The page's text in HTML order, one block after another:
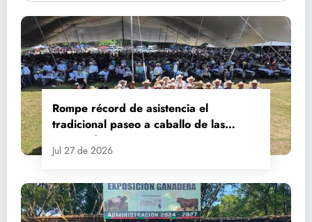
Rompe récord de asistencia el
tradicional paseo a caballo de las
Fiestas de Santiago y Santa Ana
Jul 27 de 2026